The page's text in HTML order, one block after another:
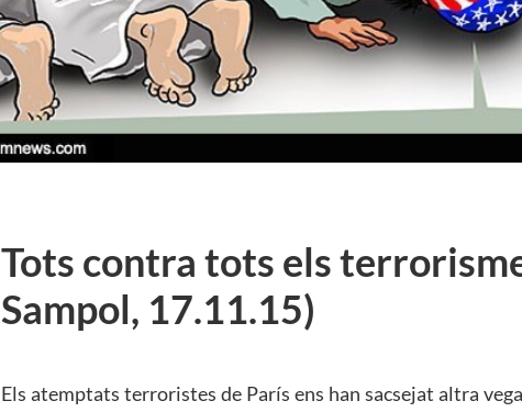
Tots contra tots els
Sampol, 17.11.15)
Els atemptats terroristes de París ens han sacsejat altra